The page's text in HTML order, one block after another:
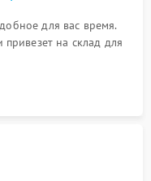
для вас время.
на склад для